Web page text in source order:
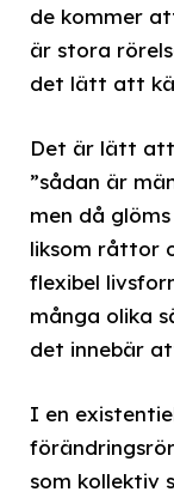
de kommer
är stora
det lätt att
Det är lätt
”sådan är
men då
liksom råttor
flexibel
många olika
det innebär
I en
som kollektiv